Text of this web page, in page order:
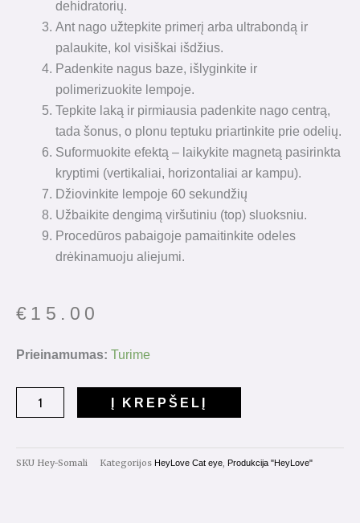
dehidratorių.
Ant nago užtepkite primerį arba ultrabondą ir
palaukite, kol visiškai išdžius.
Padenkite nagus baze, išlyginkite ir
polimerizuokite lempoje.
Tepkite laką ir pirmiausia padenkite nago centrą,
tada šonus, o plonu teptuku priartinkite prie odelių.
Suformuokite efektą – laikykite magnetą pasirinkta
kryptimi (vertikaliai, horizontaliai ar kampu).
Džiovinkite lempoje 60 sekundžių
Užbaikite dengimą viršutiniu (top) sluoksniu.
Procedūros pabaigoje pamaitinkite odeles
drėkinamuoju aliejumi.
€ 15.00
Prieinamumas: Turime
produkto
Gelinis
"Somali"
Į KREPŠELĮ
SKU Hey-Somali Kategorijos HeyLove Cat eye, Produkcija "HeyLove"